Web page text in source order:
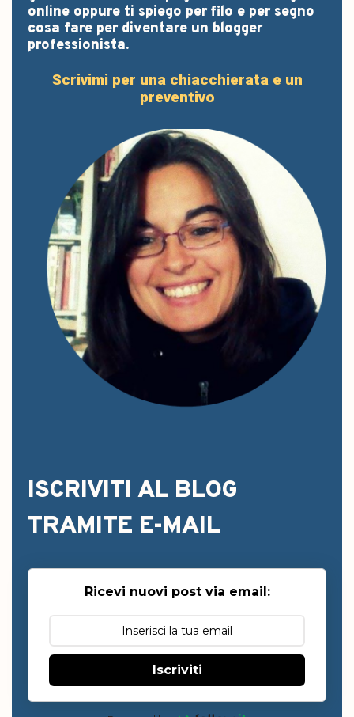
online oppure ti spiego per filo e per segno
cosa fare per diventare un blogger
professionista.
Scrivimi per una chiacchierata e un
preventivo
ISCRIVITI AL BLOG
TRAMITE E-MAIL
Ricevi nuovi post via email:
Iscriviti